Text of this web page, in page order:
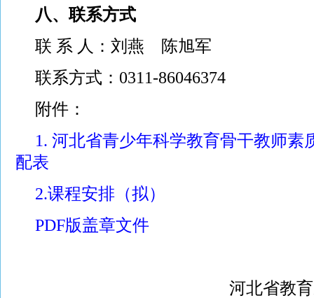
八、联系方式
联 系 人：刘燕 陈旭军
联系方式：0311-86046374
附件：
1. 河北省青少年科学教育骨干教师素
配表
2.课程安排（拟）
PDF版盖章文件
河北省教